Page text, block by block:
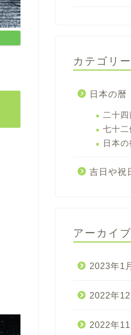
カテゴリー
日本の暦
二十四
七十二
日本
吉日や祝
アーカイブ
2023年1
2022年12
2022年11